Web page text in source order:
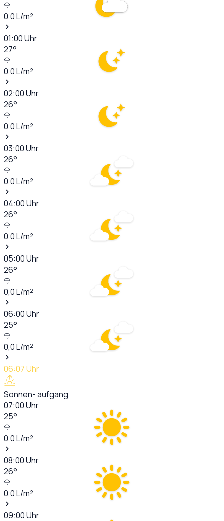
0,0L/m²
01:00Uhr
27°
0,0L/m²
02:00Uhr
26°
0,0L/m²
03:00Uhr
26°
0,0L/m²
04:00Uhr
26°
0,0L/m²
05:00Uhr
26°
0,0L/m²
06:00Uhr
25°
0,0L/m²
06:07Uhr
Sonnen- aufgang
07:00Uhr
25°
0,0L/m²
08:00Uhr
26°
0,0L/m²
09:00Uhr